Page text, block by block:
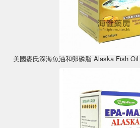
美國麥氏深海魚油和卵磷脂 Alaska Fish